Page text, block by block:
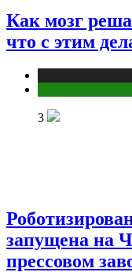
Как мозг
что с этим
3
запущена на
прессовом